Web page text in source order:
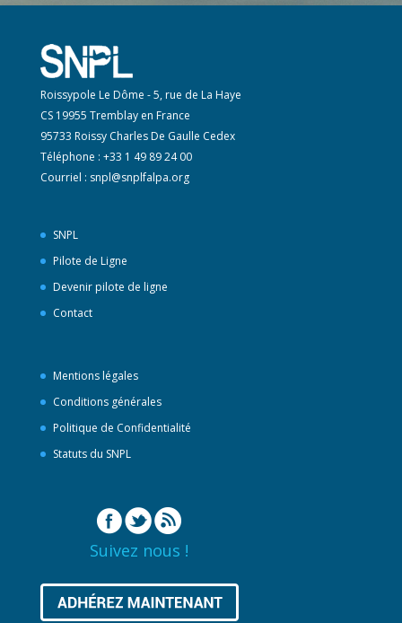
Roissypole Le Dôme - 5, rue de La Haye
CS 19955 Tremblay en France
95733 Roissy Charles De Gaulle Cedex
Téléphone : +33 1 49 89 24 00
Courriel : snpl@snplfalpa.org
SNPL
Pilote de Ligne
Devenir pilote de ligne
Contact
Mentions légales
Conditions générales
Politique de Confidentialité
Statuts du SNPL
Suivez nous !